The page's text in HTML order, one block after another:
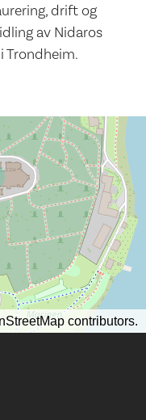
drift og
av Nidaros
Trondheim.
contributors.